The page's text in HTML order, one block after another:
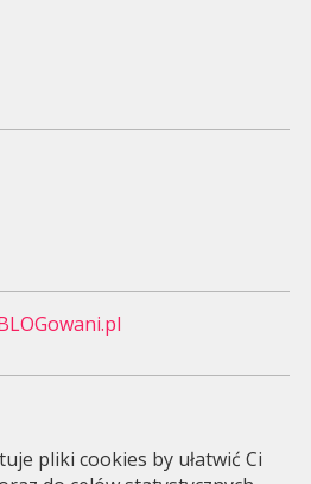
pliki cookies by ułatwić Ci